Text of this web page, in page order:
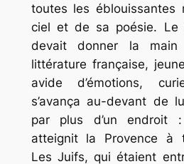
toutes les éblouissantes
ciel et de sa poésie. Le
devait donner la main
littérature française,
avide d’émotions,
s’avança au-devant de
par plus d’un endroit
atteignit la Provence à
Les Juifs, qui étaient